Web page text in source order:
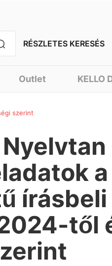
RÉSZLETES KERESÉS
Outlet KELLO
szerint
a
től